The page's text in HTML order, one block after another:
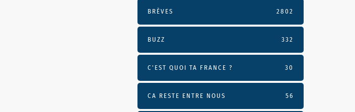
BRÈVES 2802
BUZZ 332
C'EST QUOI TA FRANCE ? 30
CA RESTE ENTRE NOUS 56